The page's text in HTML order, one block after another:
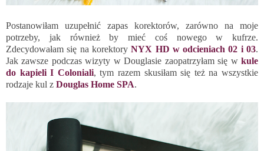
Postanowiłam uzupełnić zapas korektorów, zarówno na moje
potrzeby, jak również by mieć coś nowego w kufrze.
Zdecydowałam się na korektoryNYX HD w odcieniach 02 i 03.
Jak zawsze podczas wizyty w Douglasie zaopatrzyłam się w kule
do kapieli I Coloniali, tym razem skusiłam się też na wszystkie
rodzaje kul z Douglas Home SPA.